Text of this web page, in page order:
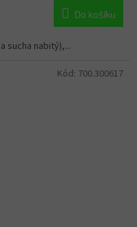
Do košíku
sucha nabitý),...
Kód: 700.300617